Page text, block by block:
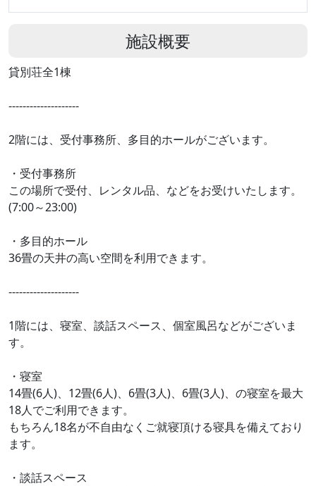
施設概要
貸別荘全1棟
--------------------
2階には、受付事務所、多目的ホールがございます。
・受付事務所
この場所で受付、レンタル品、などをお受けいたします。
(7:00～23:00)
・多目的ホール
36畳の天井の高い空間を利用できます。
--------------------
1階には、寝室、談話スペース、個室風呂などがございま
す。
・寝室
14畳(6人)、12畳(6人)、6畳(3人)、6畳(3人)、の寝室を最大
18人でご利用できます。
もちろん18名が不自由なくご就寝頂ける寝具を備えており
ます。
・談話スペース